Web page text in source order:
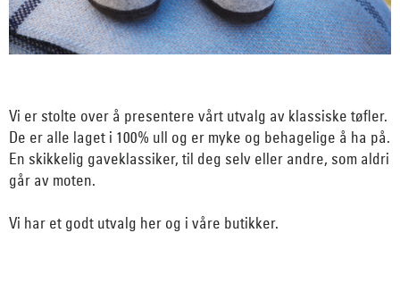
Vi er stolte over å presentere vårt utvalg av klassiske tøfler.
De er alle laget i 100% ull og er myke og behagelige å ha på.
En skikkelig gaveklassiker, til deg selv eller andre, som aldri
går av moten.
Vi har et godt utvalg her og i våre butikker.